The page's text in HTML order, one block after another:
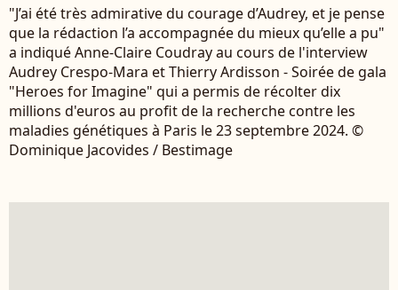
"J’ai été très admirative du courage d’Audrey, et je pense
que la rédaction l’a accompagnée du mieux qu’elle a pu"
a indiqué Anne-Claire Coudray au cours de l'interview
Audrey Crespo-Mara et Thierry Ardisson - Soirée de gala
"Heroes for Imagine" qui a permis de récolter dix
millions d'euros au profit de la recherche contre les
maladies génétiques à Paris le 23 septembre 2024. ©
Dominique Jacovides / Bestimage